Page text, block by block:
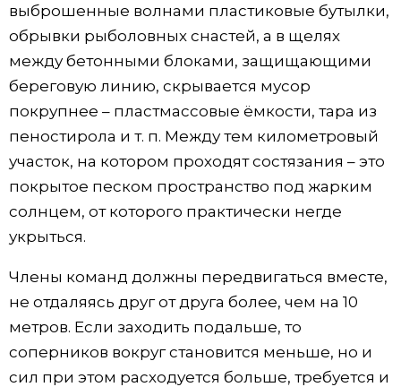
выброшенные волнами пластиковые бутылки,
обрывки рыболовных снастей, а в щелях
между бетонными блоками, защищающими
береговую линию, скрывается мусор
покрупнее – пластмассовые ёмкости, тара из
пеностирола и т. п. Между тем километровый
участок, на котором проходят состязания – это
покрытое песком пространство под жарким
солнцем, от которого практически негде
укрыться.
Члены команд должны передвигаться вместе,
не отдаляясь друг от друга более, чем на 10
метров. Если заходить подальше, то
соперников вокруг становится меньше, но и
сил при этом расходуется больше, требуется и